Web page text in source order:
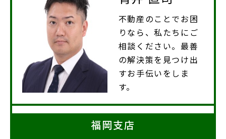
不動産のことでお困
りなら、私たちにご
相談ください。最善
の解決策を見つけ出
すお手伝いをしま
す。
福岡支店